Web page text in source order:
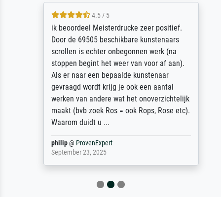
4.5 / 5
ik beoordeel Meisterdrucke zeer positief.
Door de 69505 beschikbare kunstenaars
scrollen is echter onbegonnen werk (na
stoppen begint het weer van voor af aan).
Als er naar een bepaalde kunstenaar
gevraagd wordt krijg je ook een aantal
werken van andere wat het onoverzichtelijk
maakt (bvb zoek Ros = ook Rops, Rose etc).
Waarom duidt u ...
philip@ProvenExpert
September 23, 2025